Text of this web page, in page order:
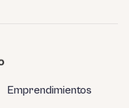
Emprendimientos